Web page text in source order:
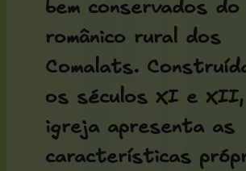
bem conservados do
românico rural dos
Comalats.
os séculos XI e
igreja apresenta as
características